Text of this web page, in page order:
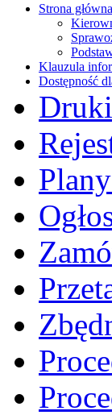
Strona główna
Klauzula
Dostępność